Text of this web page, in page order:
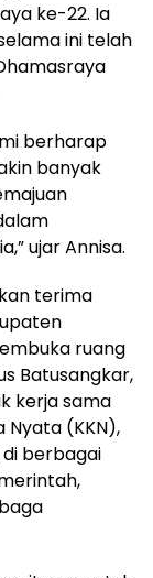
ke-22. Ia
ini telah
berharap
banyak
ujar Annisa.
terima
ruang
Batusangkar,
kerja sama
(KKN),
berbagai